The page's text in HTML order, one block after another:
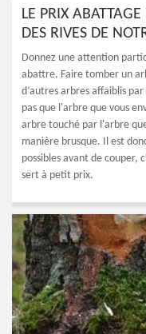
LE PRIX
DES RIVES DE
Donnez une attention
abattre. Faire tomber un
d’autres arbres affaiblis
pas que l'arbre que vous
arbre touché par l'arbre
manière brusque. Il est
possibles avant de couper,
sert à petit prix.